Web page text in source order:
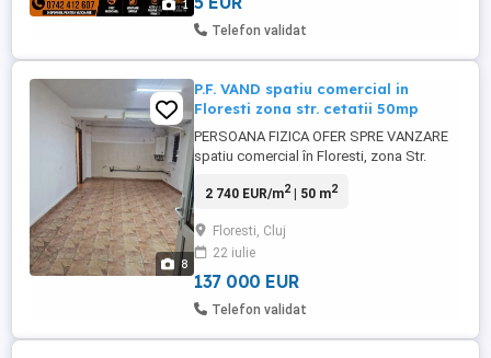
1
Telefon validat
8
P.F. VAND spatiu comercial in
Floresti zona str. cetatii 50mp
PERSOANA FIZICA OFER SPRE VANZARE
spatiu comercial în Floresti, zona Str.
CONTACT DOAR TELEFONIC ! Se ofera
suprafata de 50 mp, situat intr-o zona
buna din Floresti, pe Str. Cetatii.
Compartimentare practica: 2 încaperi
2 740 EUR/m2| 50 m2
Floresti, Cluj
22 iulie
137 000 EUR
Telefon validat